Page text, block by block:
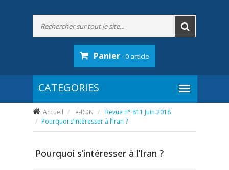
Panier- 0 article
Accueil e-RDN
Revue n° 811 Juin 2018
Pourquoi s’intéresser à l’Iran ?
Pourquoi s’intéresser à l’Iran ?